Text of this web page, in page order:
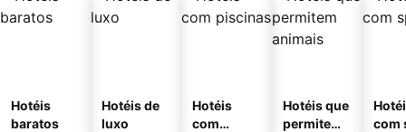
Hotéis
baratos
Hotéis de
luxo
Hotéis
com
Hotéis que
permitem
com